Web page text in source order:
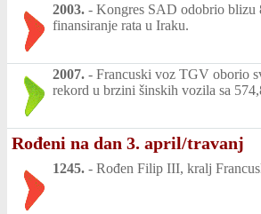
2003. - Kongres SAD odobrio blizu
finansiranje rata u Iraku.
2007. - Francuski voz TGV oborio
rekord u brzini šinskih vozila sa
Rođeni na dan 3. april/travanj
1245. - Rođen Filip III, kralj